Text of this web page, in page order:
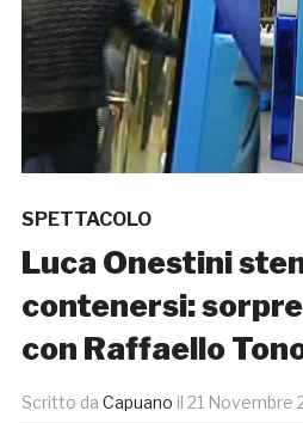
SPETTACOLO
Luca Onestini
contenersi:
con Raffaello
Scritto da Capuano il 21 Novembre